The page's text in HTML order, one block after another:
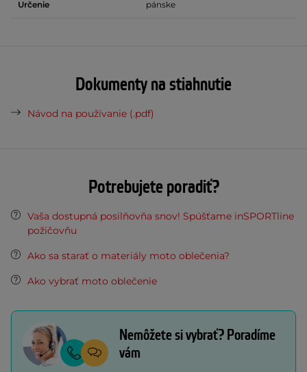
Určenie pánske
Dokumenty na stiahnutie
Návod na používanie (.pdf)
Potrebujete poradiť?
Vaša dostupná posilňovňa snov! Spúšťame inSPORTline
požičovňu
Ako sa starať o materiály moto oblečenia?
Ako vybrať moto oblečenie
Nemôžete si vybrať? Poradíme
vám